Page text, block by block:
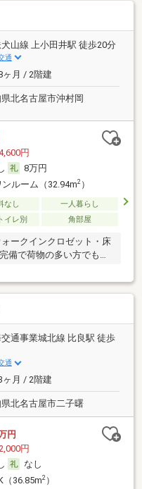
山線 上小田井駅 徒歩20分
通
ヶ月 / 2階建
北名古屋市沖村岡
円
8万円
ンルーム（32.94m2）
なし
一人暮らし
イレ別 角部屋
ークインクロゼット・床
備で荷物の多い方でも安
通事業城北線 比良駅 徒歩
通
ヶ月 / 2階建
北名古屋市二子曙
円
円
なし
（36.85m2）